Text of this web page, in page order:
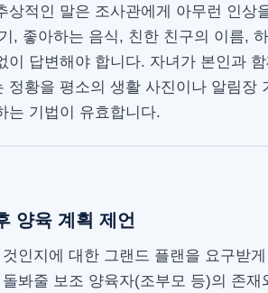
상적인 말은 조사관에게 아무런 인상
, 좋아하는 음식, 친한 친구의 이름,
이 답변해야 합니다. 자녀가 본인과
정황을 평소의 생활 사진이나 알림장
는 기법이 유효합니다.
양육 계획 제언
인지에 대한 그랜드 플랜을 요구받
봐줄 보조 양육자(조부모 등)의 존재